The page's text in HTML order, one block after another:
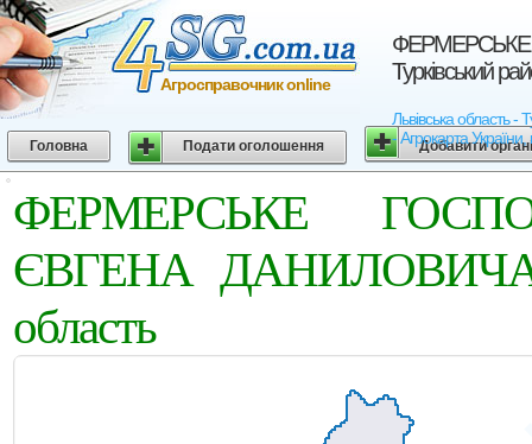
Турківський
Львівська
- Агрокарта України,
Агросправочник online
Головна Подати оголошення Добавити
ФЕРМЕРСЬКЕ
ЄВГЕНА ДАНИЛОВИЧА.
область